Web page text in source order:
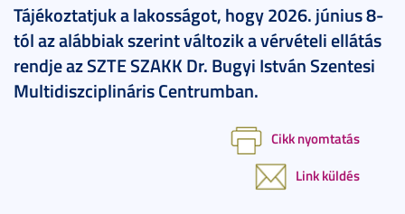
Tájékoztatjuk a lakosságot, hogy 2026. június 8-
tól az alábbiak szerint változik a vérvételi ellátás
rendje az SZTE SZAKK Dr. Bugyi István Szentesi
Multidiszciplináris Centrumban.
Cikk nyomtatás
Link küldés